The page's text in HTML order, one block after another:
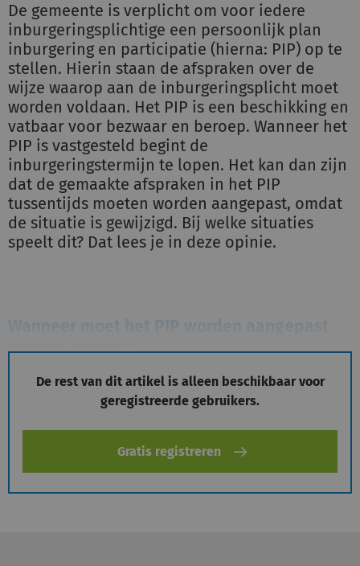
De gemeente is verplicht om voor iedere
inburgeringsplichtige een persoonlijk plan
inburgering en participatie (hierna: PIP) op te
stellen. Hierin staan de afspraken over de
wijze waarop aan de inburgeringsplicht moet
worden voldaan. Het PIP is een beschikking en
vatbaar voor bezwaar en beroep. Wanneer het
PIP is vastgesteld begint de
inburgeringstermijn te lopen. Het kan dan zijn
dat de gemaakte afspraken in het PIP
tussentijds moeten worden aangepast, omdat
de situatie is gewijzigd. Bij welke situaties
speelt dit? Dat lees je in deze opinie.
Wanneer moet het PIP worden aangepast
volgens de wet?
De rest van dit artikel is alleen beschikbaar voor
geregistreerde gebruikers.
Gratis registreren